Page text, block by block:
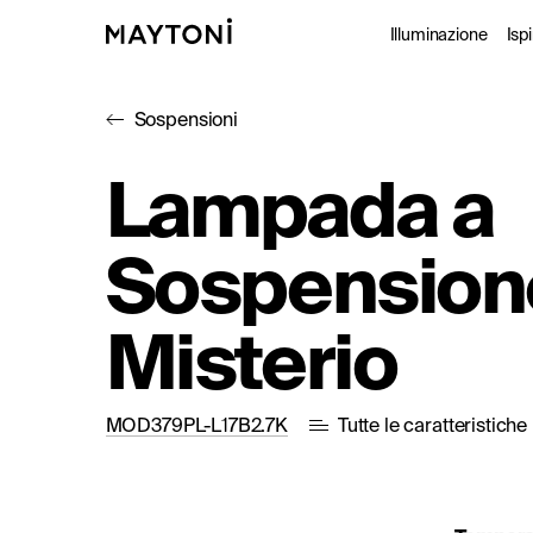
Illuminazione
Da
Studio
Sospensioni
Lampada a
Misterio
MOD379PL-L17B2.7K Tutte le caratteristiche